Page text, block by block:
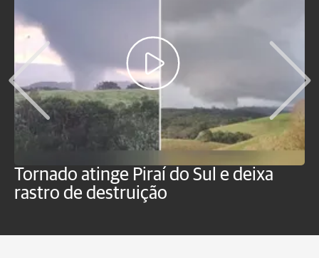
Tornado atinge Piraí do Sul e deixa
rastro de destruição